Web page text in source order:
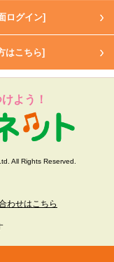
ログイン]
はこちら]
よう！
All Rights Reserved.
わせはこちら